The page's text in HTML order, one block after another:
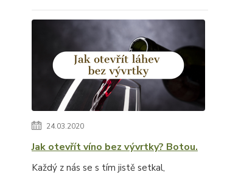
24.03.2020
Jak otevřít víno bez vývrtky? Botou.
Každý z nás se s tím jistě setkal,